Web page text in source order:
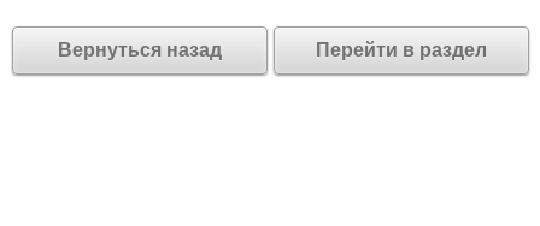
Вернуться назад Перейти в раздел